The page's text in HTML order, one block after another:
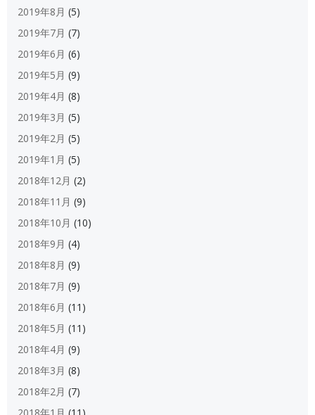
2019年8月 (5)
2019年7月 (7)
2019年6月 (6)
2019年5月 (9)
2019年4月 (8)
2019年3月 (5)
2019年2月 (5)
2019年1月 (5)
2018年12月 (2)
2018年11月 (9)
2018年10月 (10)
2018年9月 (4)
2018年8月 (9)
2018年7月 (9)
2018年6月 (11)
2018年5月 (11)
2018年4月 (9)
2018年3月 (8)
2018年2月 (7)